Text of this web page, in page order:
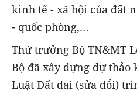
kinh tế - xã hội của đất
- quốc phòng,…
Thứ trưởng Bộ TN&MT
Bộ đã xây dựng dự thảo
Luật Đất đai (sửa đổi)